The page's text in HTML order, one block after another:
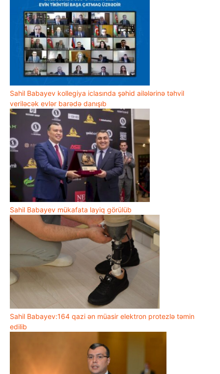
Sahil Babayev kollegiya iclasında şəhid ailələrinə təhvil
veriləcək evlər barədə danışıb
Sahil Babayev mükafata layiq görülüb
Sahil Babayev:164 qazi ən müasir elektron protezlə təmin
edilib